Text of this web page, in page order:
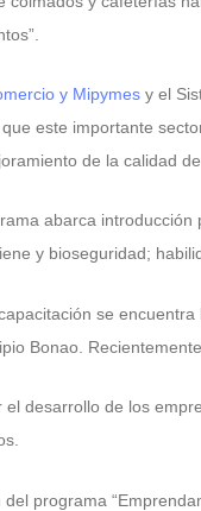
y Mipymes y el
este importante
de la calidad de
abarca
y bioseguridad;
se
Bonao.
desarrollo de los
programa